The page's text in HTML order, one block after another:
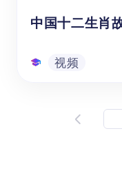
中国十二生肖
视频
中国十二生肖
通过观看的生